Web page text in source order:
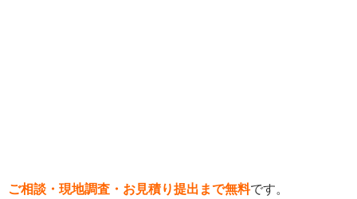
ご相談・現地調査・お見積り提出まで無料です。